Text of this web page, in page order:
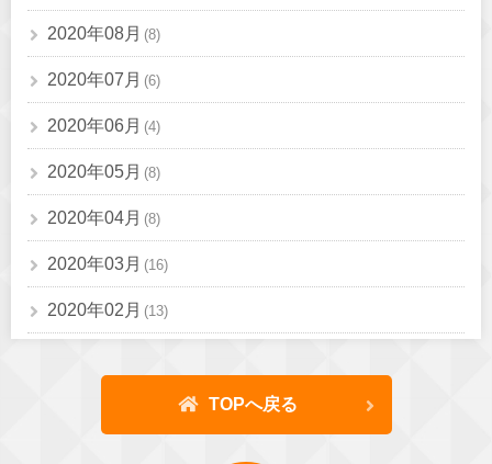
2020年08月 (8)
2020年07月 (6)
2020年06月 (4)
2020年05月 (8)
2020年04月 (8)
2020年03月 (16)
2020年02月 (13)
TOPへ戻る